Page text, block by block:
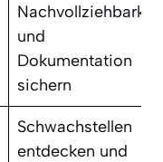
Nachvollziehbarkeit
und
Dokumentation
sichern
Schwachstellen
entdecken und